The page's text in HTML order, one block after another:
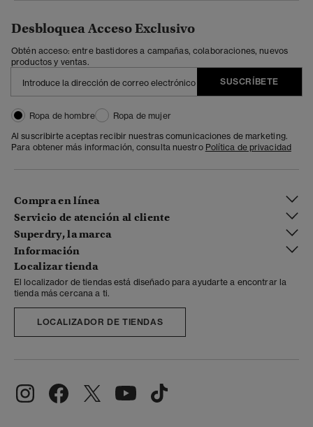
Desbloquea Acceso Exclusivo
Obtén acceso: entre bastidores a campañas, colaboraciones, nuevos
productos y ventas.
SUSCRÍBETE
Ropa de hombre
Ropa de mujer
Al suscribirte aceptas recibir nuestras comunicaciones de marketing.
Para obtener más información, consulta nuestro Política de privacidad
Compra en línea
Servicio de atención al cliente
Superdry, la marca
Información
Localizar tienda
El localizador de tiendas está diseñado para ayudarte a encontrar la
tienda más cercana a ti.
LOCALIZADOR DE TIENDAS